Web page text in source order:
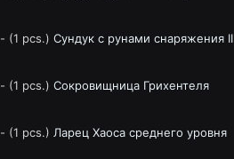
- (1 pcs.) Сундук с рунами снаряжения II
- (1 pcs.) Сокровищница Грихентеля
- (1 pcs.) Ларец Хаоса среднего уровня